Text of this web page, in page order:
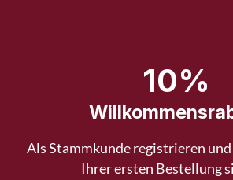
10%
Als Stammkunde registrieren
Ihrer ersten Bestellung